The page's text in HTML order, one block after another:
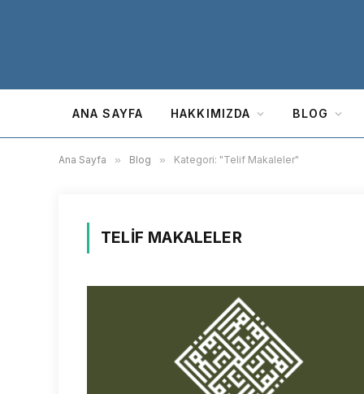
ANA SAYFA HAKKIMIZDA BLOG
Ana Sayfa » Blog » Kategori: "Telif Makaleler"
TELIF MAKALELER